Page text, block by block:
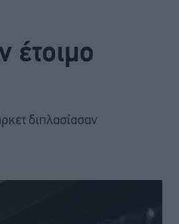
έτοιμο
διπλασίασαν